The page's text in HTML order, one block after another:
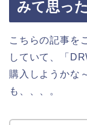
みて思っ
こちらの記事を
していて、「
購入しようかな
も、、、。